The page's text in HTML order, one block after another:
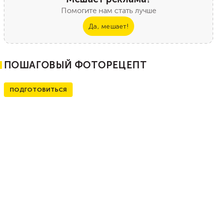
Помогите нам стать лучше
Да, мешает!
ПОШАГОВЫЙ ФОТОРЕЦЕПТ
ПОДГОТОВИТЬСЯ